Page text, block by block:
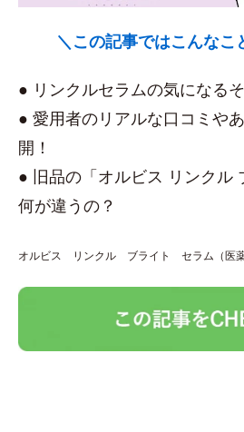
＼この記事ではこんなこ
● リンクルセラムの気になる
● 愛用者のリアルな口コミや
開！
● 旧品の「オルビス リンクル
何が違うの？
オルビス リンクル ブライト セラム（医薬